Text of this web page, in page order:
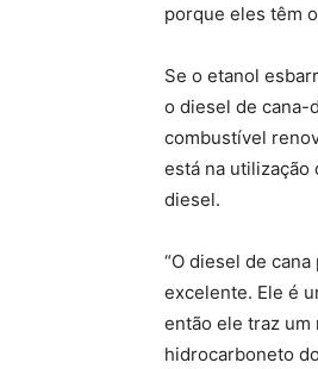
porque eles têm
Se o etanol
o diesel de cana-
combustível
está na utilização
diesel.
“O diesel de
excelente. Ele é
então ele traz
hidrocarboneto